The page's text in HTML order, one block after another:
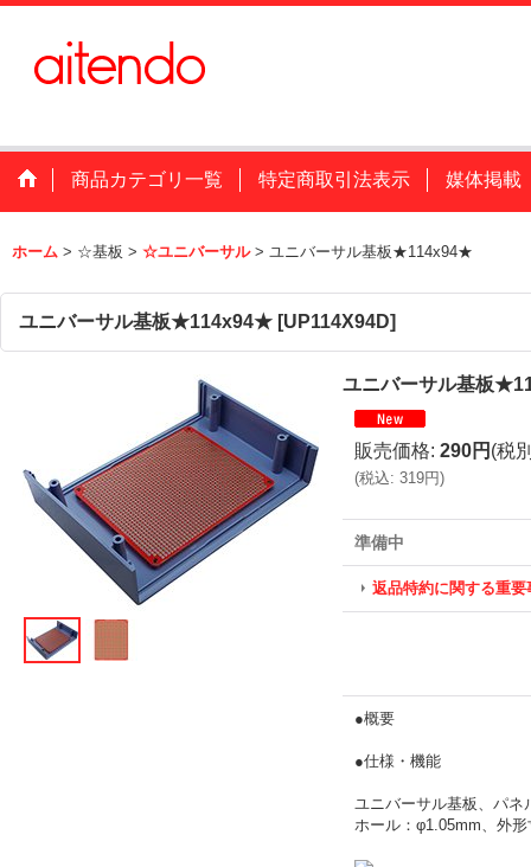
商品カテゴリ一覧 特定商取引法表示 媒体掲載
ホーム > ☆基板 > ☆ユニバーサル > ユニバーサル基板★114x94★
ユニバーサル基板★114x94★ [UP114X94D]
ユニバーサル基板
販売価格: 290円 (税
(税込: 319円)
準備中
返品特約に関する重要
●概要
●仕様・機能
ユニバーサル基板、パネ
ホール：φ1.05mm、外